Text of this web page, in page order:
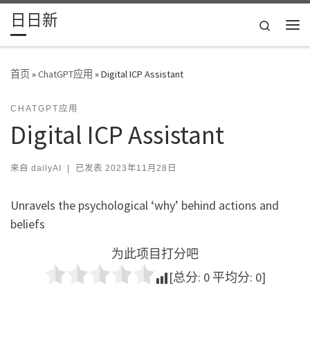
Skip to content
日日新
Search
首页»ChatGPT应用 »Digital ICP Assistant
CHATGPT应用
Digital ICP Assistant
来自 dailyAI | 已发表 2023年11月28日
Unravels the psychological ‘why’ behind actions and
beliefs
为此项目打分吧
[总分: 0 平均分: 0]